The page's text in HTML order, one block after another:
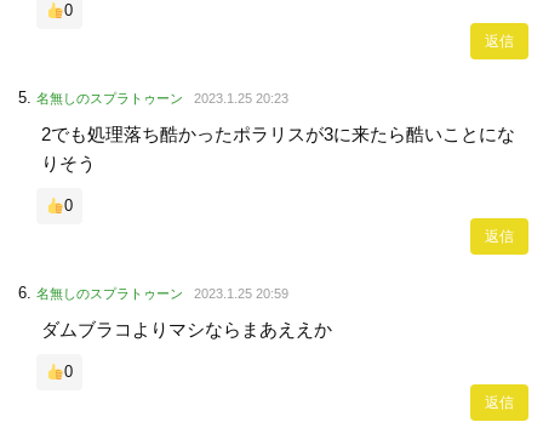
0
返信
名無しのスプラトゥーン 2023.1.25 20:23
2でも処理落ち酷かったポラリスが3に来たら酷いことにな
りそう
0
返信
名無しのスプラトゥーン 2023.1.25 20:59
ダムブラコよりマシならまあええか
0
返信